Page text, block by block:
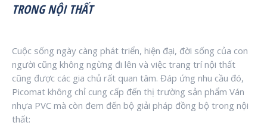
TRONG NỘI THẤT
Cuộc sống ngày càng phát triển, hiện đại, đời sống của con
người cũng không ngừng đi lên và việc trang trí nội thất
cũng được các gia chủ rất quan tâm. Đáp ứng nhu cầu đó,
Picomat không chỉ cung cấp đến thị trường sản phẩm Ván
nhựa PVC mà còn đem đến bộ giải pháp đồng bộ trong nội
thất: